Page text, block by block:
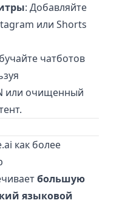
: Добавляйте
или Shorts
чатботов
или очищенный
как более
большую
языковой